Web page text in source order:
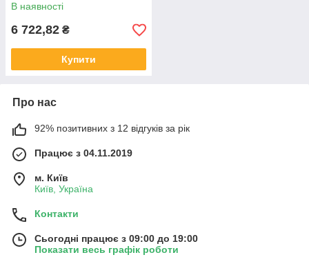
В наявності
6 722,82 ₴
Купити
Про нас
92% позитивних з 12 відгуків за рік
Працює з 04.11.2019
м. Київ
Київ, Україна
Контакти
Сьогодні працює з 09:00 до 19:00
Показати весь графік роботи